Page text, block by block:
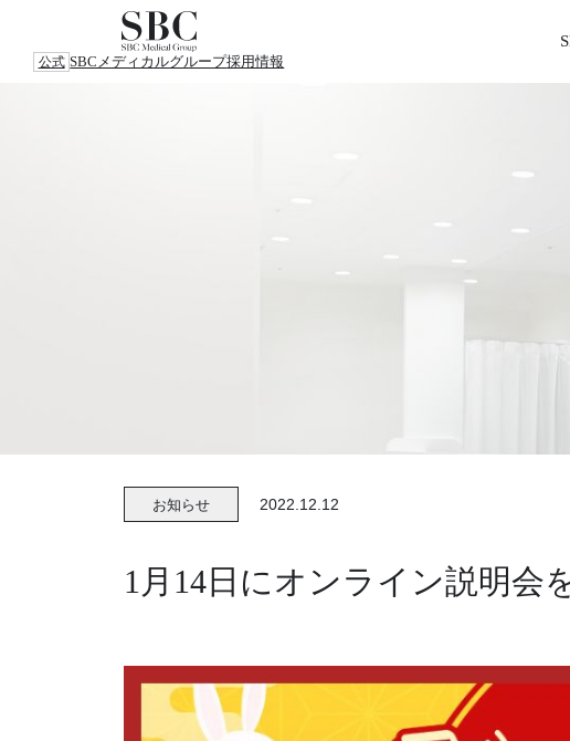
公式 SBCメディカルグループ採用情報
お知らせ 2022.12.12
1月14日にオンライン説明会